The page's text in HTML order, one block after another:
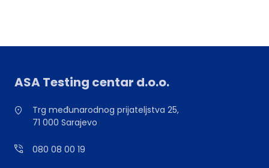
ASA Testing centar d.o.o.
Trg međunarodnog prijateljstva 25,
71 000 Sarajevo
080 08 00 19